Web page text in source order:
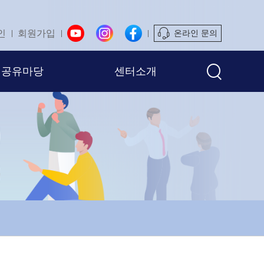
회원가입 온라인 문의
공유마당 센터소개